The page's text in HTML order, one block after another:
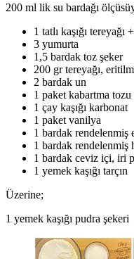
200 ml lik su bardağı
1 tatlı kaşığı tereyağı
3 yumurta
1,5 bardak toz şeker
200 gr tereyağı,
2 bardak un
1 paket kabartma tozu
1 çay kaşığı karbonat
1 paket vanilya
1 bardak rendelenmiş
1 bardak rendelenmiş
1 bardak ceviz içi, iri
1 yemek kaşığı tarçın
Üzerine;
1 yemek kaşığı pudra şekeri